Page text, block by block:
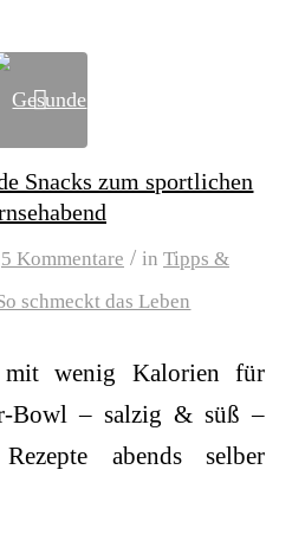
Snacks zum sportlichen
5 Kommentare / in Tipps &
schmeckt das Leben
mit wenig Kalorien für
Bowl – salzig & süß –
abends selber